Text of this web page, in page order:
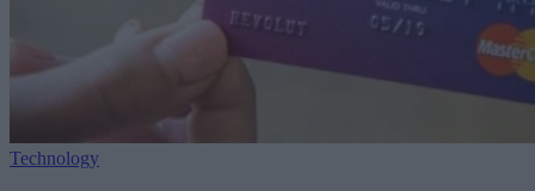
Technology